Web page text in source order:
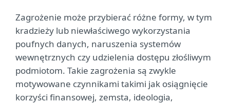
Zagrożenie może przybierać różne formy, w tym
kradzieży lub niewłaściwego wykorzystania
poufnych danych, naruszenia systemów
wewnętrznych czy udzielenia dostępu złośliwym
podmiotom. Takie zagrożenia są zwykle
motywowane czynnikami takimi jak osiągnięcie
korzyści finansowej, zemsta, ideologia,